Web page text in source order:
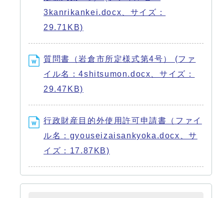
3kanrikankei.docx、サイズ：
29.71KB)
質問書（岩倉市所定様式第4号） (ファ
イル名：4shitsumon.docx、サイズ：
29.47KB)
行政財産目的外使用許可申請書（ファイ
ル名：gyouseizaisankyoka.docx、サ
イズ：17.87KB)